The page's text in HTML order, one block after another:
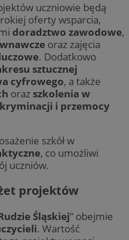
uczniowie będą
oferty wsparcia,
doradztwo zawodowe,
oraz zajęcia
. Dodatkowo
sztucznej
cyfrowego, a także
oraz szkolenia w
i przemocy
szkół w
, co umożliwi
uczniów.
projektów
Śląskiej” obejmie
. Wartość